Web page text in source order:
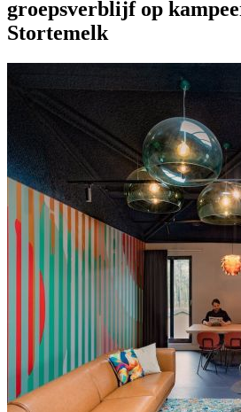
groepsverblijf op
Stortemelk